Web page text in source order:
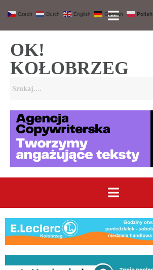
OK!
KOŁOBRZEG
Czech Dutch English German Polish